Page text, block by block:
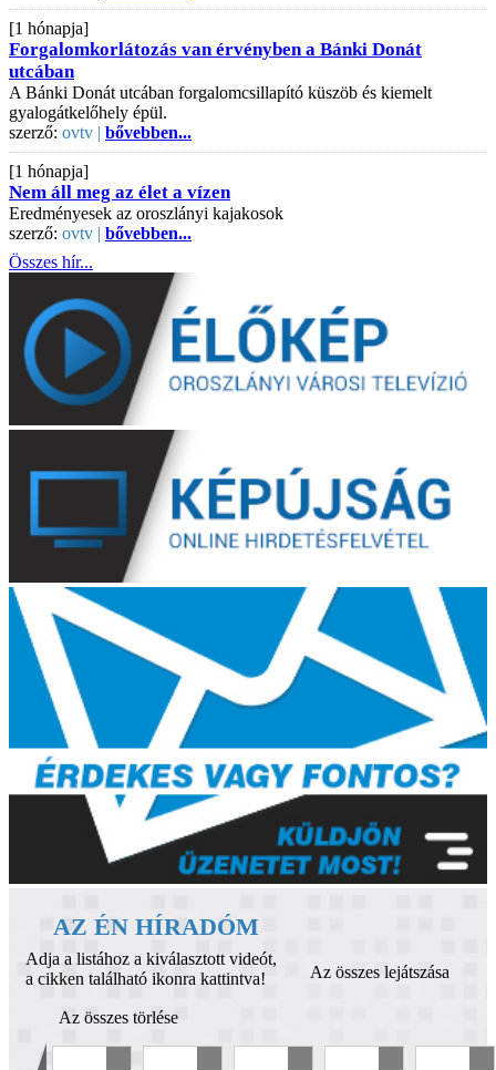
[1 hónapja]
Forgalomkorlátozás van érvényben a Bánki Donát
utcában
A Bánki Donát utcában forgalomcsillapító küszöb és kiemelt
gyalogátkelőhely épül.
szerző: ovtv | bővebben...
[1 hónapja]
Nem áll meg az élet a vízen
Eredményesek az oroszlányi kajakosok
szerző: ovtv | bővebben...
Összes hír...
AZ ÉN HÍRADÓM
Adja a listához a kiválasztott videót,
a cikken található ikonra kattintva!
Az összes lejátszása
Az összes törlése